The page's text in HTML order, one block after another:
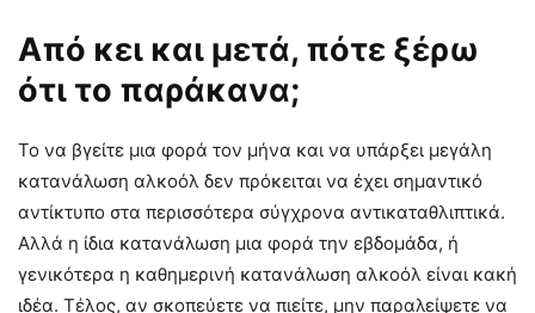
Από κει και μετά, πότε ξέρω
ότι το παράκανα;
Το να βγείτε μια φορά τον μήνα και να υπάρξει μεγάλη
κατανάλωση αλκοόλ δεν πρόκειται να έχει σημαντικό
αντίκτυπο στα περισσότερα σύγχρονα αντικαταθλιπτικά.
Αλλά η ίδια κατανάλωση μια φορά την εβδομάδα, ή
γενικότερα η καθημερινή κατανάλωση αλκοόλ είναι κακή
ιδέα. Τέλος, αν σκοπεύετε να πιείτε, μην παραλείψετε να